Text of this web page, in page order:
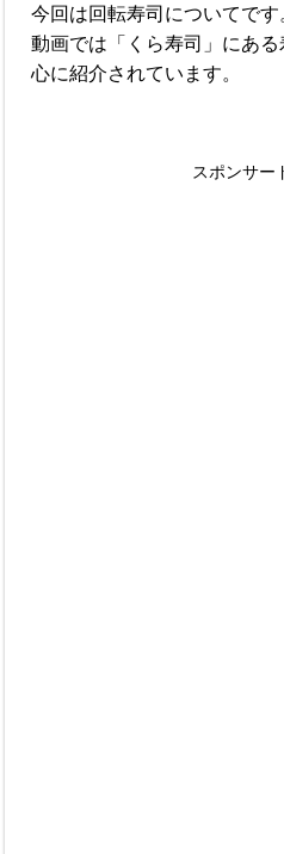
今回は回転寿司についてです
動画では「くら寿司」にあ
心に紹介されています。
スポンサー